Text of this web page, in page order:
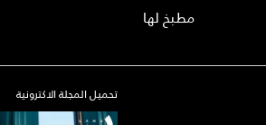
مطبخ لها
تحميل المجلة الاكترونية